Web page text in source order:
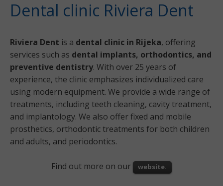
Dental clinic Riviera Dent
Riviera Dent is a dental clinic in Rijeka, offering
services such as dental implants, orthodontics, and
preventive dentistry. With over 25 years of
experience, the clinic emphasizes individualized care
using modern equipment. We provide a wide range of
treatments, including teeth cleaning, cavity treatment,
and implantology. We also offer fixed and mobile
prosthetics, orthodontic treatments for both children
and adults, and periodontics.
Find out more on our website.